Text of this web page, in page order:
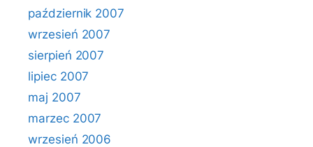
październik 2007
wrzesień 2007
sierpień 2007
lipiec 2007
maj 2007
marzec 2007
wrzesień 2006